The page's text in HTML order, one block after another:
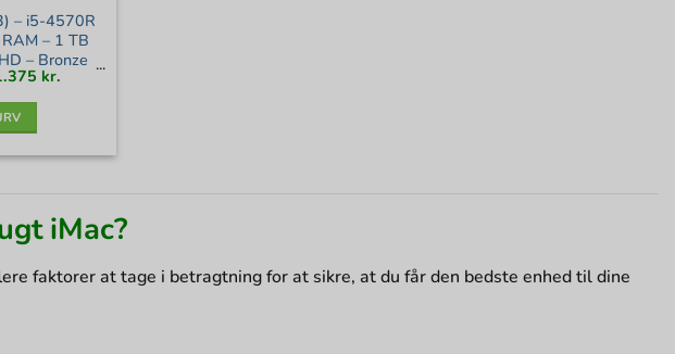
– i5-4570R
– 1 TB
– Bronze
kr.
iMac?
faktorer at tage i betragtning for at sikre, at du får den bedste enhed til dine